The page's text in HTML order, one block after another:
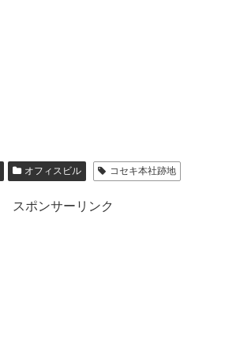
オフィスビル コセキ本社跡地
スポンサーリンク